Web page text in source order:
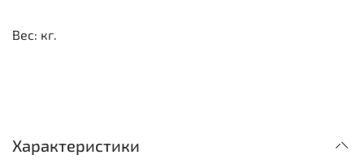
Вес: кг.
Характеристики